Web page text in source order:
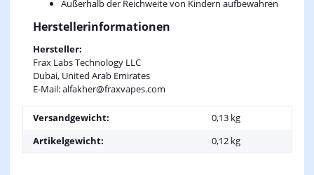
Außerhalb der Reichweite von Kindern aufbewahren
Herstellerinformationen
Hersteller:
Frax Labs Technology LLC
Dubai, United Arab Emirates
E-Mail: alfakher@fraxvapes.com
Versandgewicht:
0,13 kg
Artikelgewicht:
0,12 kg